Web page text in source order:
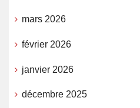
mars 2026
février 2026
janvier 2026
décembre 2025